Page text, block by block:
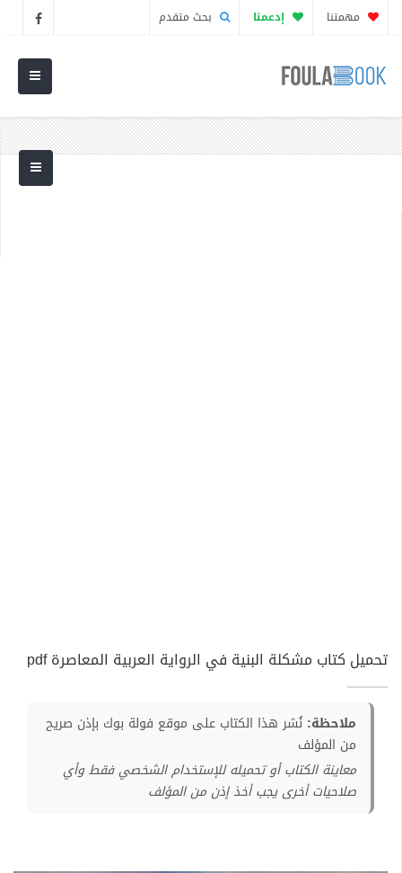
مهمتنا إدعمنا بحث متقدم
تحميل كتاب مشكلة البنية في الرواية العربية المعاصرة pdf
ملاحظة: نُشر هذا الكتاب على موقع فولة بوك بإذن صريح
من المؤلف
معاينة الكتاب أو تحميله للإستخدام الشخصي فقط وأي
صلاحيات أخرى يجب أخذ إذن من المؤلف